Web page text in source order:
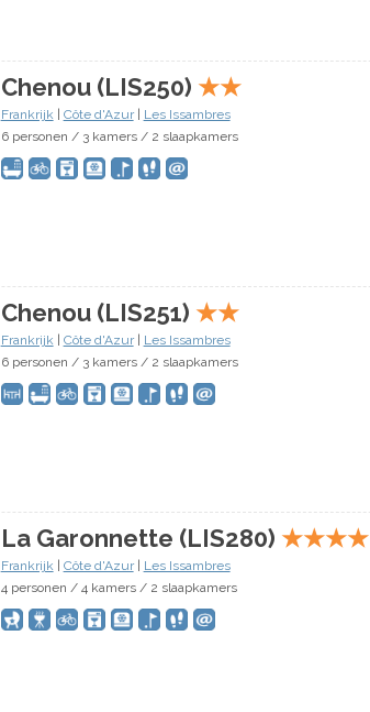
Chenou (LIS250) ★★
Frankrijk Côte d'Azur|
Les Issambres
6 personen / 3 kamers / 2 slaapkamers
Chenou (LIS251) ★★
Frankrijk Côte d'Azur|
Les Issambres
6 personen / 3 kamers / 2 slaapkamers
La Garonnette (LIS280) ★★★★
Frankrijk Côte d'Azur|
Les Issambres
4 personen / 4 kamers / 2 slaapkamers